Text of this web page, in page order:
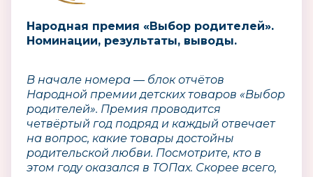
Народная премия «Выбор родителей».
Номинации, результаты, выводы.
В начале номера — блок отчётов
Народной премии детских товаров «Выбор
родителей». Премия проводится
четвёртый год подряд и каждый отвечает
на вопрос, какие товары достойны
родительской любви. Посмотрите, кто в
этом году оказался в ТОПах. Скорее всего,